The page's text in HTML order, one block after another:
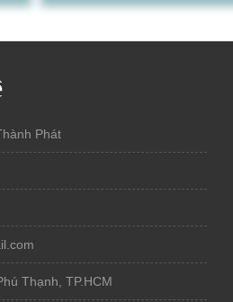
Phát
Thạnh, TP.HCM